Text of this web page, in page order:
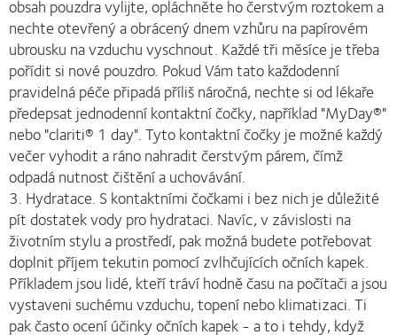
obsah pouzdra vylijte, opláchněte ho čerstvým roztokem a
nechte otevřený a obrácený dnem vzhůru na papírovém
ubrousku na vzduchu vyschnout. Každé tři měsíce je třeba
pořídit si nové pouzdro. Pokud Vám tato každodenní
pravidelná péče připadá příliš náročná, nechte si od lékaře
předepsat jednodenní kontaktní čočky, například "MyDay®"
nebo "clariti® 1 day". Tyto kontaktní čočky je možné každý
večer vyhodit a ráno nahradit čerstvým párem, čímž
odpadá nutnost čištění a uchovávání.
3. Hydratace. S kontaktními čočkami i bez nich je důležité
pít dostatek vody pro hydrataci. Navíc, v závislosti na
životním stylu a prostředí, pak možná budete potřebovat
doplnit příjem tekutin pomocí zvlhčujících očních kapek.
Příkladem jsou lidé, kteří tráví hodně času na počítači a jsou
vystaveni suchému vzduchu, topení nebo klimatizaci. Ti
pak často ocení účinky očních kapek - a to i tehdy, když